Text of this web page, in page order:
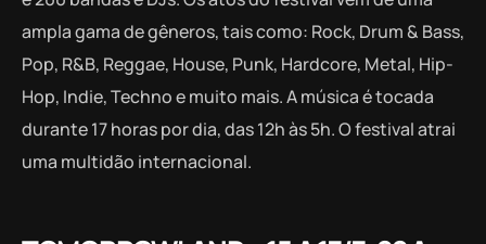
ampla gama de gêneros, tais como: Rock, Drum & Bass,
Pop, R&B, Reggae, House, Punk, Hardcore, Metal, Hip-
Hop, Indie, Techno e muito mais. A música é tocada
durante 17 horas por dia, das 12h às 5h. O festival atrai
uma multidão internacional.